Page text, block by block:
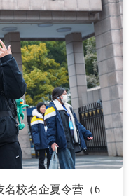
凯撒童行夏令营
千岛湖星空国际营地
苏州文武堂夏令营
黄埔荣耀冬夏令营
名校名企夏令营（6